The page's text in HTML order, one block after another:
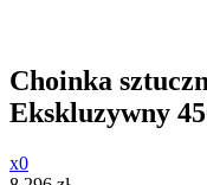
Choinka
Ekskluzywny
x0